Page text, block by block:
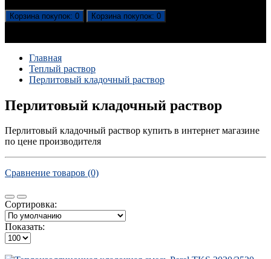
Корзина покупок: 0 Корзина покупок: 0
Главная
Теплый раствор
Перлитовый кладочный раствор
Перлитовый кладочный раствор
Перлитовый кладочный раствор купить в интернет магазине
по цене производителя
Сравнение товаров (0)
Сортировка:
Показать: